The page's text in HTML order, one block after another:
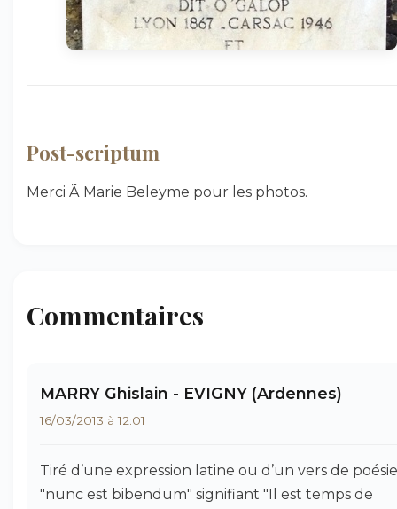
Post-scriptum
Merci Ã Marie Beleyme pour les photos.
Commentaires
MARRY Ghislain - EVIGNY (Ardennes)
16/03/2013 à 12:01
Tiré d’une expression latine ou d’un vers de
"nunc est bibendum" signifiant "Il est temps de